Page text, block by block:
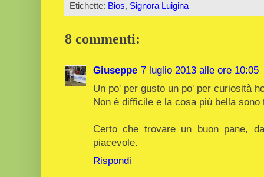
Etichette: Bios, Signora Luigina
8 commenti:
Giuseppe 7 luglio 2013 alle ore 10:05
Un po' per gusto un po' per curiosità
Non è difficile e la cosa più bella
Certo che trovare un buon pane,
piacevole.
Rispondi